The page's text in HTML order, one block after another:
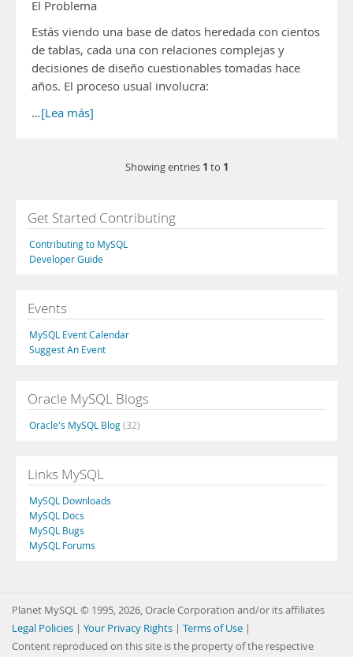
El Problema
Estás viendo una base de datos heredada con cientos
de tablas, cada una con relaciones complejas y
decisiones de diseño cuestionables tomadas hace
años. El proceso usual involucra:
…[Lea más]
Showing entries 1 to 1
Get Started Contributing
Contributing to MySQL
Developer Guide
Events
MySQL Event Calendar
Suggest An Event
Oracle MySQL Blogs
Oracle's MySQL Blog(32)
Links MySQL
MySQL Downloads
MySQL Docs
MySQL Bugs
MySQL Forums
Planet MySQL © 1995, 2026, Oracle Corporation and/or its affiliates
Legal Policies | Your Privacy Rights | Terms of Use |
Content reproduced on this site is the property of the respective